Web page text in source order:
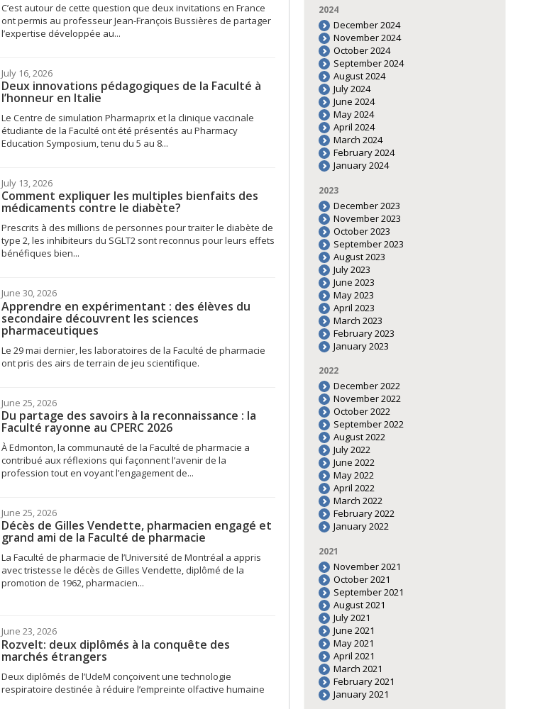
C’est autour de cette question que deux invitations en France
ont permis au professeur Jean-François Bussières de partager
l’expertise développée au...
July 16, 2026
Deux innovations pédagogiques de la Faculté à
l’honneur en Italie
Le Centre de simulation Pharmaprix et la clinique vaccinale
étudiante de la Faculté ont été présentés au Pharmacy
Education Symposium, tenu du 5 au 8...
July 13, 2026
Comment expliquer les multiples bienfaits des
médicaments contre le diabète?
Prescrits à des millions de personnes pour traiter le diabète de
type 2, les inhibiteurs du SGLT2 sont reconnus pour leurs effets
bénéfiques bien...
June 30, 2026
Apprendre en expérimentant : des élèves du
secondaire découvrent les sciences
pharmaceutiques
Le 29 mai dernier, les laboratoires de la Faculté de pharmacie
ont pris des airs de terrain de jeu scientifique.
June 25, 2026
Du partage des savoirs à la reconnaissance : la
Faculté rayonne au CPERC 2026
À Edmonton, la communauté de la Faculté de pharmacie a
contribué aux réflexions qui façonnent l’avenir de la
profession tout en voyant l’engagement de...
June 25, 2026
Décès de Gilles Vendette, pharmacien engagé et
grand ami de la Faculté de pharmacie
La Faculté de pharmacie de l’Université de Montréal a appris
avec tristesse le décès de Gilles Vendette, diplômé de la
promotion de 1962, pharmacien...
June 23, 2026
Rozvelt: deux diplômés à la conquête des
marchés étrangers
Deux diplômés de l’UdeM conçoivent une technologie
respiratoire destinée à réduire l’empreinte olfactive humaine
2024
December 2024
November 2024
October 2024
September 2024
August 2024
July 2024
June 2024
May 2024
April 2024
March 2024
February 2024
January 2024
2023
December 2023
November 2023
October 2023
September 2023
August 2023
July 2023
June 2023
May 2023
April 2023
March 2023
February 2023
January 2023
2022
December 2022
November 2022
October 2022
September 2022
August 2022
July 2022
June 2022
May 2022
April 2022
March 2022
February 2022
January 2022
2021
November 2021
October 2021
September 2021
August 2021
July 2021
June 2021
May 2021
April 2021
March 2021
February 2021
January 2021